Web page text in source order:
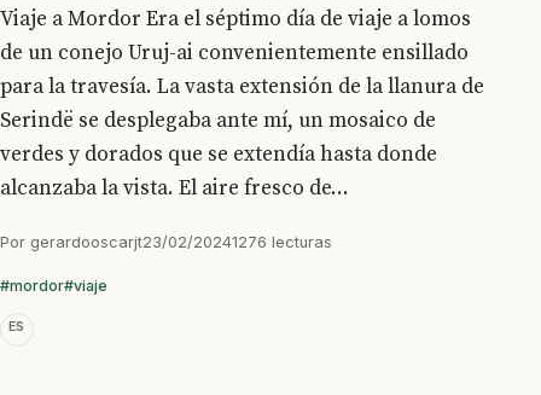
Viaje a Mordor Era el séptimo día de viaje a lomos
de un conejo Uruj-ai convenientemente ensillado
para la travesía. La vasta extensión de la llanura de
Serindë se desplegaba ante mí, un mosaico de
verdes y dorados que se extendía hasta donde
alcanzaba la vista. El aire fresco de...
Por gerardooscarjt23/02/20241276 lecturas
#mordor#viaje
ES